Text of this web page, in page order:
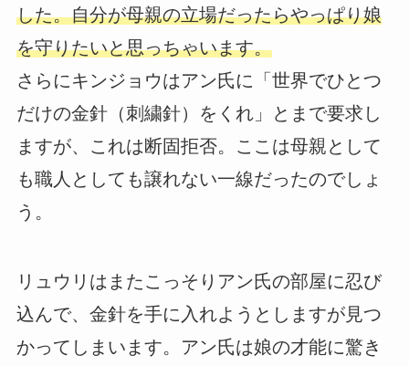
した。自分が母親の立場だったらやっぱり娘
を守りたいと思っちゃいます。
さらにキンジョウはアン氏に「世界でひとつ
だけの金針（刺繍針）をくれ」とまで要求し
ますが、これは断固拒否。ここは母親として
も職人としても譲れない一線だったのでしょ
う。
リュウリはまたこっそりアン氏の部屋に忍び
込んで、金針を手に入れようとしますが見つ
かってしまいます。アン氏は娘の才能に驚き